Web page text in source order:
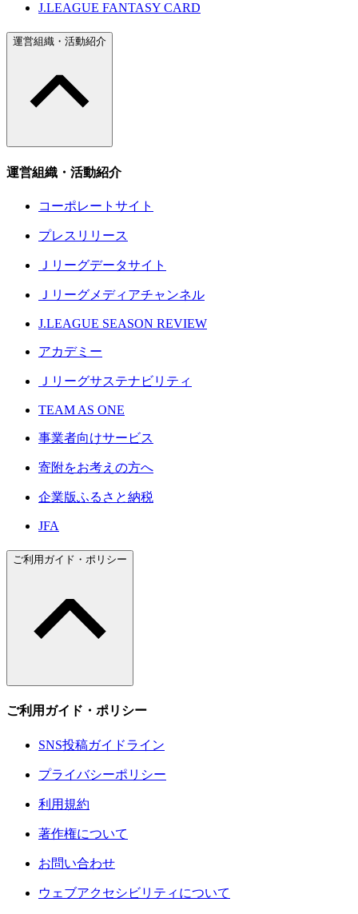
J.LEAGUE FANTASY CARD
運営組織・活動紹介
運営組織・活動紹介
コーポレートサイト
プレスリリース
Ｊリーグデータサイト
Ｊリーグメディアチャンネル
J.LEAGUE SEASON REVIEW
アカデミー
Ｊリーグサステナビリティ
TEAM AS ONE
事業者向けサービス
寄附をお考えの方へ
企業版ふるさと納税
JFA
ご利用ガイド・ポリシー
ご利用ガイド・ポリシー
SNS投稿ガイドライン
プライバシーポリシー
利用規約
著作権について
お問い合わせ
ウェブアクセシビリティについて